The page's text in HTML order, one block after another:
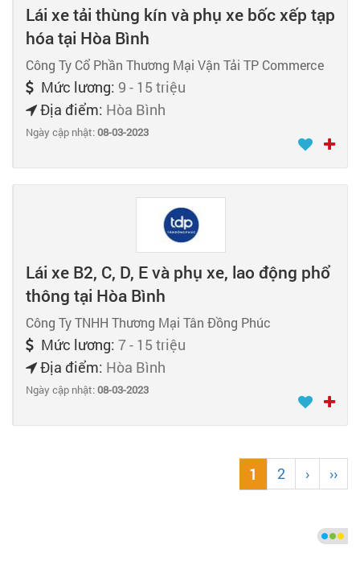
Lái xe tải thùng kín và phụ xe bốc xếp tạp
hóa tại Hòa Bình
Công Ty Cổ Phần Thương Mại Vận Tải TP Commerce
Mức lương: 9 - 15 triệu
Địa điểm: Hòa Bình
Ngày cập nhật:08-03-2023
Lái xe B2, C, D, E và phụ xe, lao động phổ
thông tại Hòa Bình
Công Ty TNHH Thương Mại Tân Đồng Phúc
Mức lương: 7 - 15 triệu
Địa điểm: Hòa Bình
Ngày cập nhật:08-03-2023
1 2 › ››